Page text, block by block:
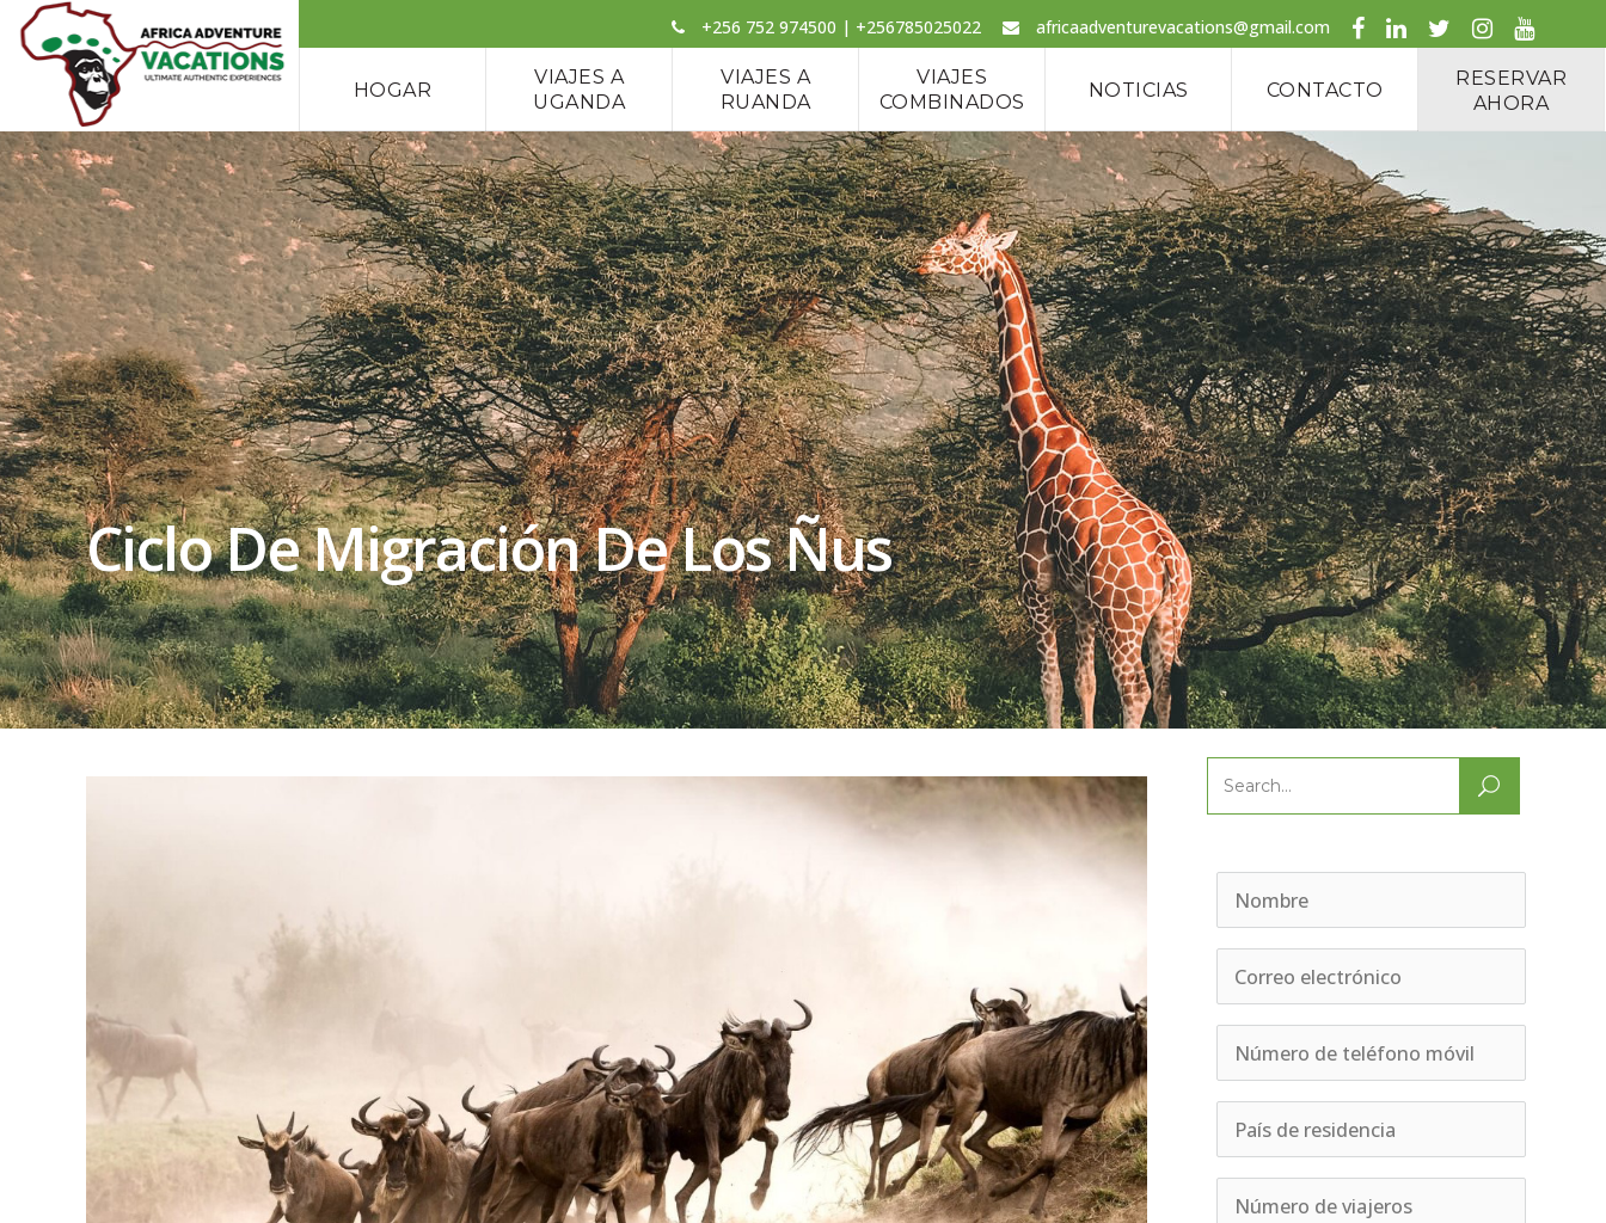
+256 752 974500 | +256785025022 africaadventurevacations@gmail.com
HOGAR
VIAJES A
UGANDA
VIAJES A
RUANDA
VIAJES
COMBINADOS
NOTICIAS CONTACTO
RESERVAR
AHORA
Ciclo De Migración De Los Ñus
Search